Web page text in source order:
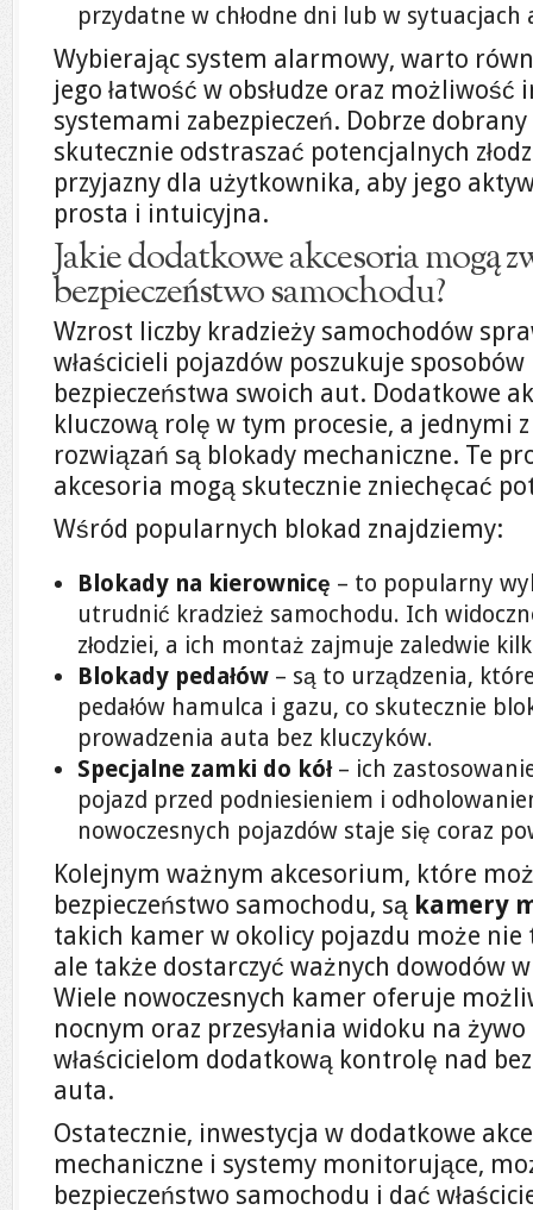
przydatne w chłodne dni lub w sytuacjach
Wybierając system alarmowy, warto
jego łatwość w obsłudze oraz
systemami zabezpieczeń. Dobrze
skutecznie odstraszać potencjalnych
przyjazny dla użytkownika, aby jego
prosta i intuicyjna.
Jakie dodatkowe akcesoria mogą
bezpieczeństwo samochodu?
Wzrost liczby kradzieży samochodów
właścicieli pojazdów poszukuje
bezpieczeństwa swoich aut. Dodatkowe
kluczową rolę w tym procesie, a jednymi
rozwiązań są blokady mechaniczne. Te
akcesoria mogą skutecznie zniechęcać
Wśród popularnych blokad znajdziemy:
Blokady na kierownicę – to popularny
utrudnić kradzież samochodu. Ich
złodziei, a ich montaż zajmuje zaledwie
Blokady pedałów – są to urządzenia,
pedałów hamulca i gazu, co skutecznie
prowadzenia auta bez kluczyków.
Specjalne zamki do kół– ich
pojazd przed podniesieniem i
nowoczesnych pojazdów staje się coraz
Kolejnym ważnym akcesorium, które
bezpieczeństwo samochodu, są kamery
takich kamer w okolicy pojazdu może nie
ale także dostarczyć ważnych dowodów
Wiele nowoczesnych kamer oferuje
nocnym oraz przesyłania widoku na
właścicielom dodatkową kontrolę nad
auta.
Ostatecznie, inwestycja w dodatkowe
mechaniczne i systemy monitorujące,
bezpieczeństwo samochodu i dać